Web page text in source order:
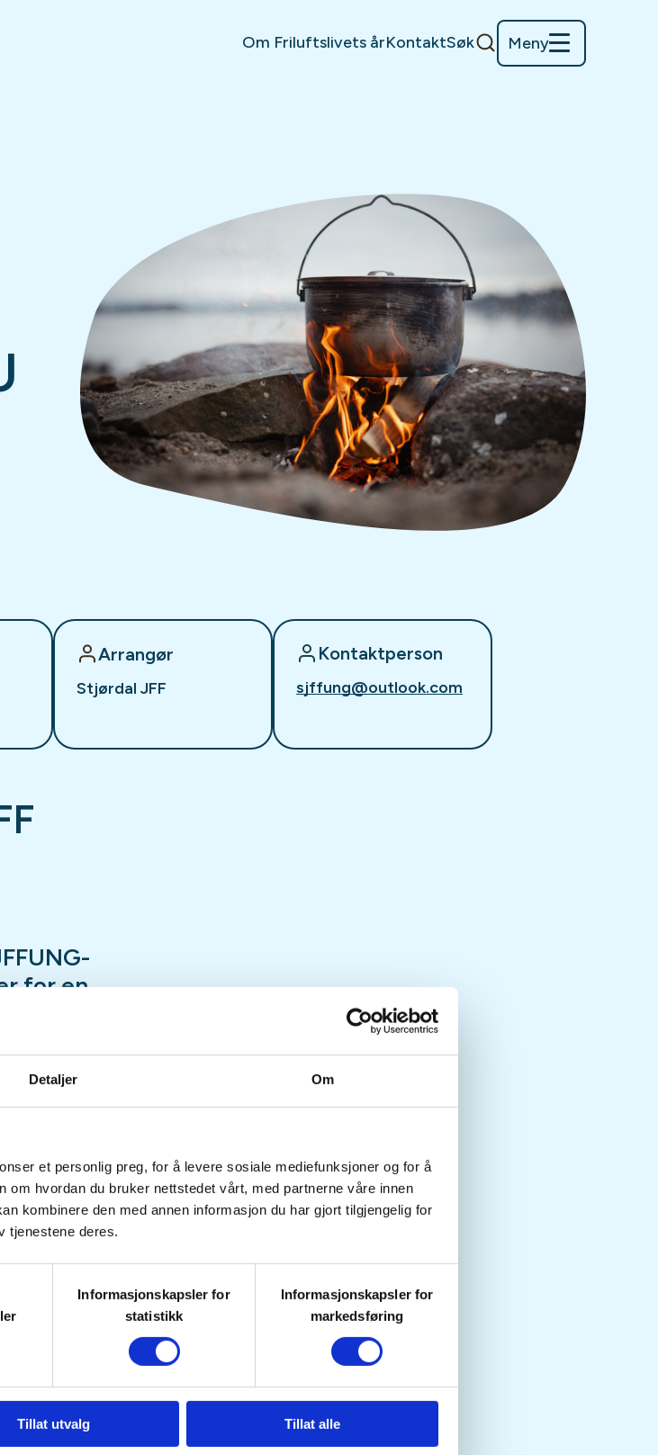
Detaljer Om
et personlig preg, for å levere sosiale mediefunksjoner og for å
hvordan du bruker nettstedet vårt, med partnerne våre innen
kombinere den med annen informasjon du har gjort tilgjengelig for
tjenestene deres.
Informasjonskapsler for
statistikk
Informasjonskapsler for
markedsføring
Tillat utvalg Tillat alle
Om Friluftslivets årKontaktSøk Meny
Arrangør
Stjørdal JFF
Kontaktperson
sjffung@outlook.com
for en
mye
unntak av
jakt eller
medier
som er
til 26år)